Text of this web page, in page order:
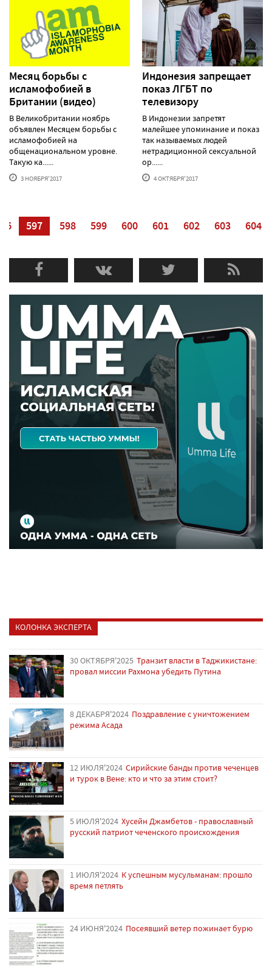
Месяц борьбы с
исламофобией в
Британии (видео)
В Великобритании ноябрь
объявлен Месяцем борьбы с
исламофобией на
общенациональном уровне.
Такую ка......
3 НОЯБРЯ'2017
Индонезия запрещает
показ ЛГБТ по
телевизору
В Индонезии запретят
малейшее упоминание и показ
так называемых людей
нетрадиционной сексуальной
ор......
4 ОКТЯБРЯ'2017
597 598 599 600 601 602 603 604
КОЛОНКА ЭКСПЕРТА
30 ОКТЯБРЯ'2025 Транзит власти в Таджикистане:
провал миссии Рахмона убедить Путина
8 ДЕКАБРЯ'2024 Поздравление с уничтожением
режима Асада
12 ИЮЛЯ'2024 Сирийские банды против чеченцев
и турок в Вене: кто и что за этим стоит?
5 ИЮЛЯ'2024 Хусейн Джамбетов - православный
русский патриот чеченского происхождения
1 ИЮЛЯ'2024 К успешным мусульманам: прошло
время петлять
24 ИЮНЯ'2024 Посеявший ветер пожинает бурю